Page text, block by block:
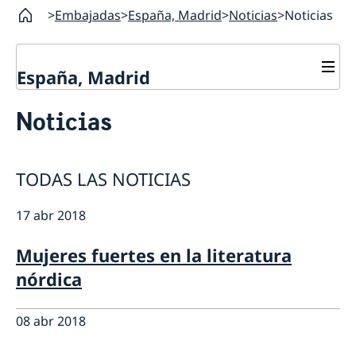
Embajadas España, Madrid Noticias Noticias
España, Madrid
Sobre nosotros
Solicitud de acceso a documentos públicos
Noticias
Noticias
TODAS LAS NOTICIAS
17 abr 2018
Mujeres fuertes en la literatura
nórdica
08 abr 2018